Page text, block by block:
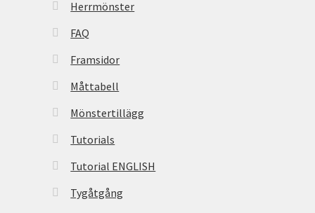
Herrmönster
FAQ
Framsidor
Måttabell
Mönstertillägg
Tutorials
Tutorial ENGLISH
Tygåtgång